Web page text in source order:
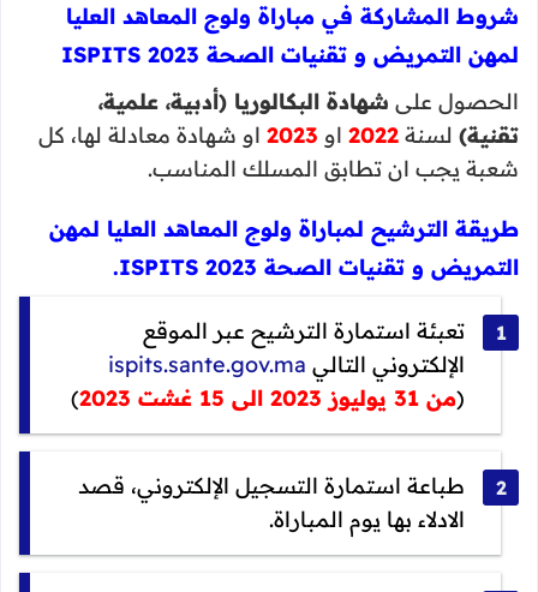
شروط المشاركة في مباراة ولوج المعاهد العليا
لمهن التمريض و تقنيات الصحة 2023 ISPITS
الحصول على شهادة البكالوريا (أدبية، علمية،
تقنية) لسنة 2022 او 2023 او شهادة معادلة لها، كل
شعبة يجب ان تطابق المسلك المناسب.
طريقة الترشيح لمباراة ولوج المعاهد العليا لمهن
التمريض و تقنيات الصحة 2023 ISPITS.
تعبئة استمارة الترشيح عبر الموقع
الإلكتروني التالي ispits.sante.gov.ma
(من 31 يوليوز 2023 الى 15 غشت 2023 )
طباعة استمارة التسجيل الإلكتروني، قصد
الادلاء بها يوم المباراة.